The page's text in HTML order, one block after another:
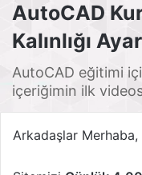
AutoCAD
Kalınlığı
AutoCAD eğitimi
içeriğimin ilk
Arkadaşlar Merhaba,